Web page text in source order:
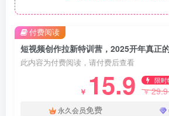
此内容为付费阅读，请付费后查看
￥ 15.9 限时
￥29.9
永久会员免费
付费阅读